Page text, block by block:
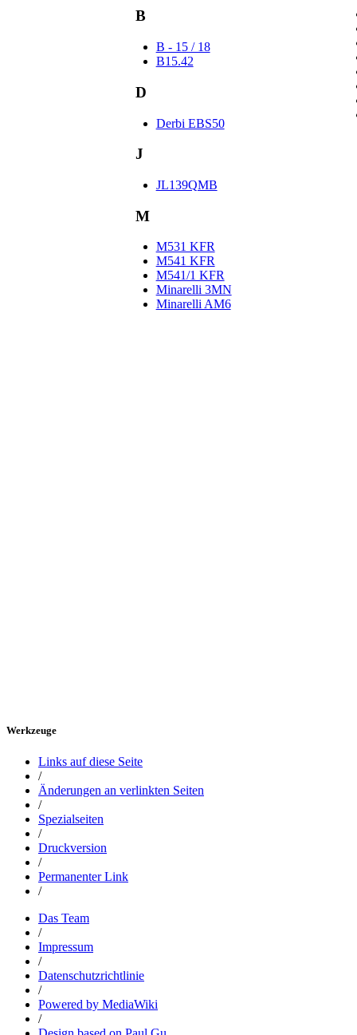
B
B - 15 / 18
B15.42
D
Derbi EBS50
J
JL139QMB
M
M531 KFR
M541 KFR
M541/1 KFR
Minarelli 3MN
Minarelli AM6
Werkzeuge
Links auf diese Seite
/
Änderungen an verlinkten Seiten
/
Spezialseiten
/
Druckversion
/
Permanenter Link
/
Das Team
/
Impressum
/
Datenschutzrichtlinie
/
Powered by MediaWiki
/